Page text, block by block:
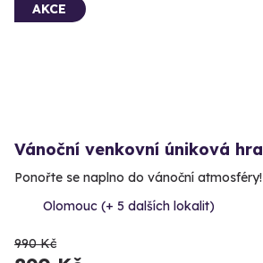
AKCE
Vánoční venkovní úniková hra
Ponořte se naplno do vánoční atmosféry!
Olomouc (+ 5 dalších lokalit)
990 Kč